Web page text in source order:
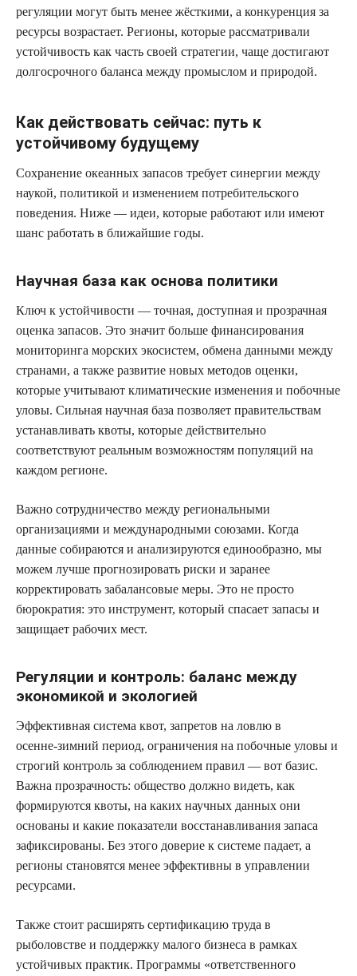
регуляции могут быть менее жёсткими, а конкуренция за
ресурсы возрастает. Регионы, которые рассматривали
устойчивость как часть своей стратегии, чаще достигают
долгосрочного баланса между промыслом и природой.
Как действовать сейчас: путь к
устойчивому будущему
Сохранение океанных запасов требует синергии между
наукой, политикой и изменением потребительского
поведения. Ниже — идеи, которые работают или имеют
шанс работать в ближайшие годы.
Научная база как основа политики
Ключ к устойчивости — точная, доступная и прозрачная
оценка запасов. Это значит больше финансирования
мониторинга морских экосистем, обмена данными между
странами, а также развитие новых методов оценки,
которые учитывают климатические изменения и побочные
уловы. Сильная научная база позволяет правительствам
устанавливать квоты, которые действительно
соответствуют реальным возможностям популяций на
каждом регионе.
Важно сотрудничество между региональными
организациями и международными союзами. Когда
данные собираются и анализируются единообразно, мы
можем лучше прогнозировать риски и заранее
корректировать забалансовые меры. Это не просто
бюрократия: это инструмент, который спасает запасы и
защищает рабочих мест.
Регуляции и контроль: баланс между
экономикой и экологией
Эффективная система квот, запретов на ловлю в
осенне‑зимний период, ограничения на побочные уловы и
строгий контроль за соблюдением правил — вот базис.
Важна прозрачность: общество должно видеть, как
формируются квоты, на каких научных данных они
основаны и какие показатели восстанавливания запаса
зафиксированы. Без этого доверие к системе падает, а
регионы становятся менее эффективны в управлении
ресурсами.
Также стоит расширять сертификацию труда в
рыболовстве и поддержку малого бизнеса в рамках
устойчивых практик. Программы «ответственного